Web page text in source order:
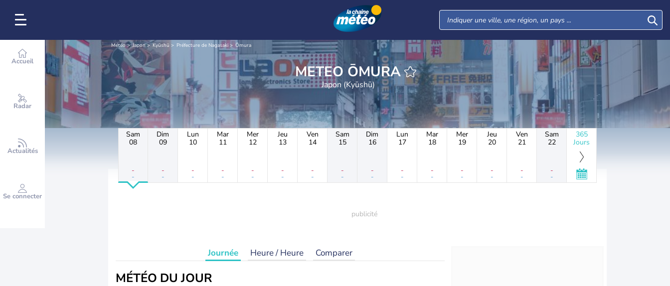
Accueil
Radar
Actualités
Se connecter
Météo Japon Kyūshū Préfecture de Nagasaki Ōmura
METEO ŌMURA
Japon (Kyūshū)
Sam
08
-
-
Dim
09
-
-
Lun
10
-
-
Mar
11
-
-
Mer
12
-
-
Jeu
13
-
-
Ven
14
-
-
Sam
15
-
-
Dim
16
-
-
Lun
17
-
-
Mar
18
-
-
Mer
19
-
-
Jeu
20
-
-
Ven
21
-
-
Sam
22
-
-
365
Jours
Journée Heure / Heure Comparer
MÉTÉO DU JOUR